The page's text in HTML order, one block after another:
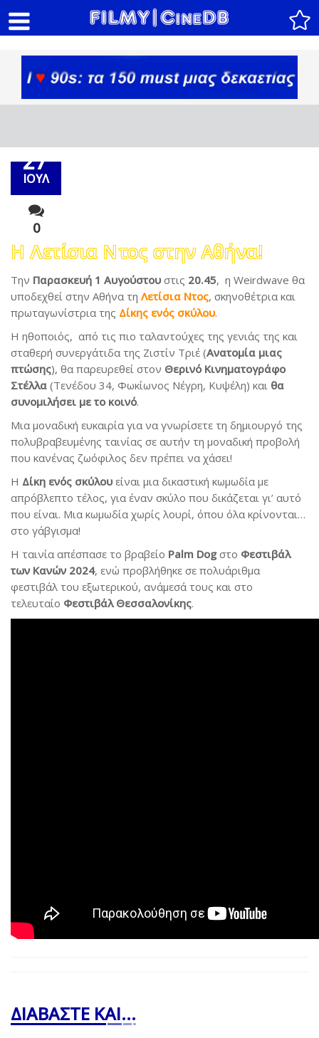
27
ΙΟΥΛ
0
Η Λετίσια Ντος στην Αθήνα!
Την Παρασκευή 1 Αυγούστου στις 20.45, η Weirdwave θα
υποδεχθεί στην Αθήνα τη Λετίσια Ντος, σκηνοθέτρια και
πρωταγωνίστρια της Δίκης ενός σκύλου.
Η ηθοποιός, από τις πιο ταλαντούχες της γενιάς της και
σταθερή συνεργάτιδα της Ζιστίν Τριέ (Ανατομία μιας
πτώσης), θα παρευρεθεί στον Θερινό Κινηματογράφο
Στέλλα (Τενέδου 34, Φωκίωνος Νέγρη, Κυψέλη) και θα
συνομιλήσει με το κοινό.
Μια μοναδική ευκαιρία για να γνωρίσετε τη δημιουργό της
πολυβραβευμένης ταινίας σε αυτήν τη μοναδική προβολή
που κανένας ζωόφιλος δεν πρέπει να χάσει!
Η Δίκη ενός σκύλου είναι μια δικαστική κωμωδία με
απρόβλεπτο τέλος, για έναν σκύλο που δικάζεται γι’ αυτό
που είναι. Μια κωμωδία χωρίς λουρί, όπου όλα κρίνονται…
στο γάβγισμα!
Η ταινία απέσπασε το βραβείο Palm Dogστο Φεστιβάλ
των Κανών 2024, ενώ προβλήθηκε σε πολυάριθμα
φεστιβάλ του εξωτερικού, ανάμεσά τους και στο
τελευταίο Φεστιβάλ Θεσσαλονίκης.
ΔΙΑΒΑΣΤΕ ΚΑΙ...